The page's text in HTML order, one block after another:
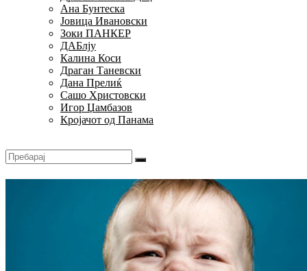
Ана Бунтеска
Јовица Ивановски
Зоки ПАНКЕР
ДАБлју
Калина Коси
Драган Таневски
Дана Прелиќ
Сашо Христовски
Игор Џамбазов
Кројачот од Панама